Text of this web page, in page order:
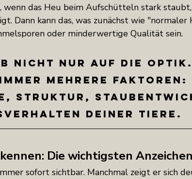
wenn das Heu beim Aufschütteln stark
Dann kann das, was zunächst wie "normaler
oder minderwertige Qualität sein.
nicht nur auf die Optik.
mehrere Faktoren:
Struktur,
deiner Tiere.
Die wichtigsten Anzeichen
sofort sichtbar. Manchmal zeigt er sich